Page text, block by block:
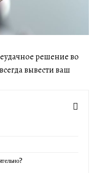
решение во
вывести ваш